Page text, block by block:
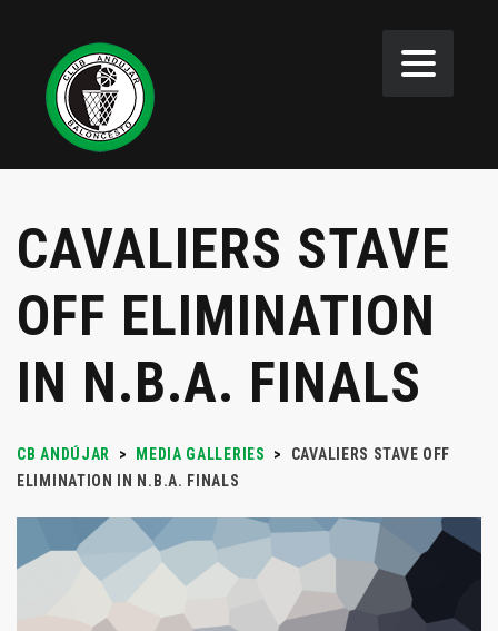
CAVALIERS STAVE
OFF ELIMINATION
IN N.B.A. FINALS
CB ANDÚJAR > MEDIA GALLERIES >
CAVALIERS STAVE OFF
ELIMINATION IN N.B.A. FINALS